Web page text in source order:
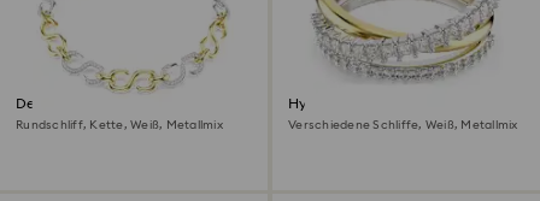
Dextera Halskette
Rundschliff, Kette, Weiß, Metallmix
Hyperbola Ring
Verschiedene Schliffe, Weiß, Metallmix